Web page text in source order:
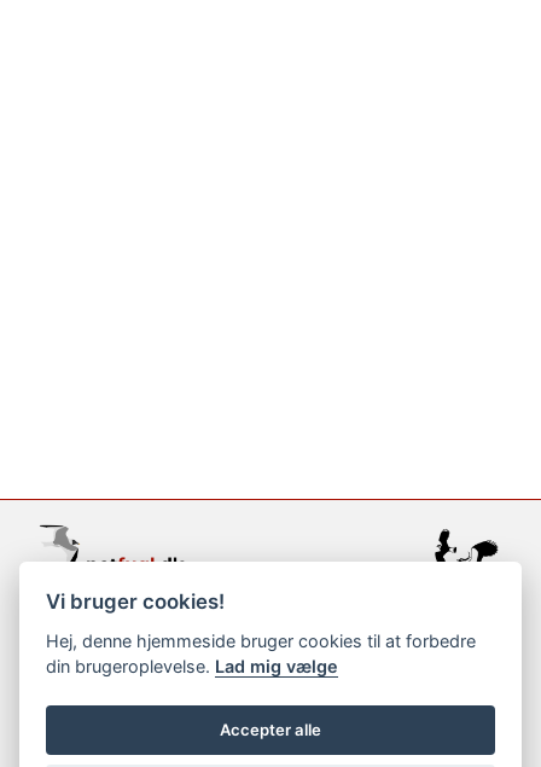
support@netfugl.dk
copyright © 2002-2023
Vi bruger cookies!
Hej, denne hjemmeside bruger cookies til at forbedre
din brugeroplevelse. Lad mig vælge
Accepter alle